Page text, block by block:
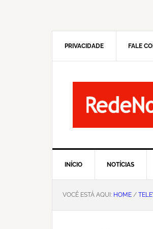
PRIVACIDADE FALE
INÍCIO NOTÍCIAS
VOCÊ ESTÁ AQUI: HOME /